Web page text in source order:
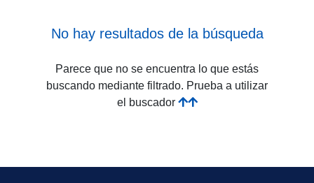
No hay resultados de la búsqueda
Parece que no se encuentra lo que estás
buscando mediante filtrado. Prueba a utilizar
el buscador